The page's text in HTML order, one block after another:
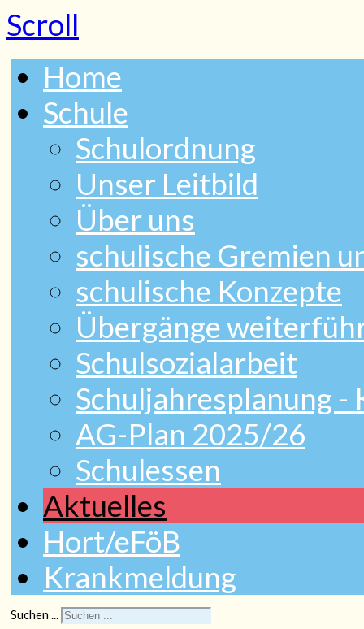
Scroll
Home
Schule
Schulordnung
Unser Leitbild
Über uns
schulische Gremien
schulische Konzepte
Übergänge
Schulsozialarbeit
Schuljahresplanung
AG-Plan 2025/26
Schulessen
Aktuelles
Hort/eFöB
Krankmeldung
Suchen ...